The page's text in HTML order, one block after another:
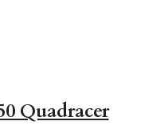
Quadracer